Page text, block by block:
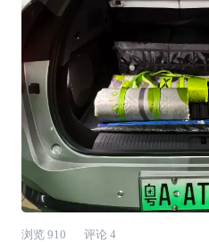
速NGP真的解放双手从惠
浏览 910 评论 4